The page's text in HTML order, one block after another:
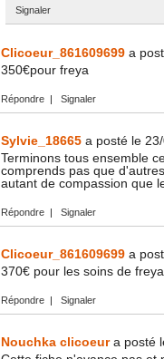
Signaler
Clicoeur_861609699 a
350€pour freya
Répondre | Signaler
Sylvie_18665 a posté le
Terminons tous ensemble
comprends pas que
autant de compassion que
Répondre | Signaler
Clicoeur_861609699 a
370€ pour les soins de
Répondre | Signaler
Nouchka clicoeura posté